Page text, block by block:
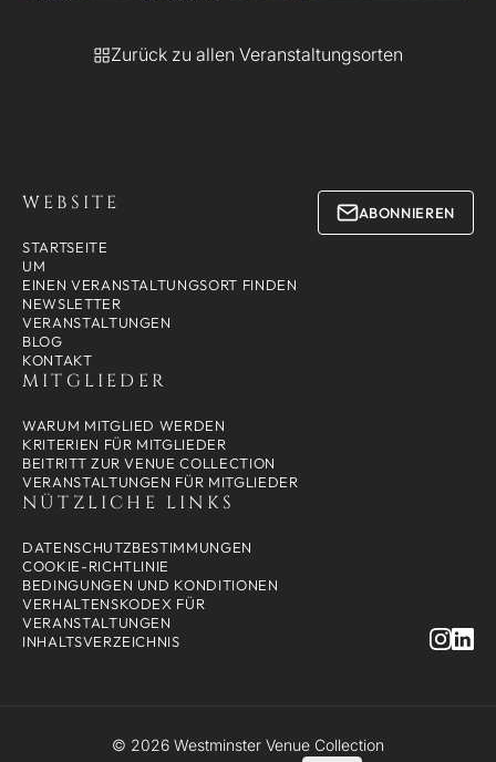
Zurück zu allen Veranstaltungsorten
WEBSITE
STARTSEITE
UM
EINEN VERANSTALTUNGSORT FINDEN
NEWSLETTER
VERANSTALTUNGEN
BLOG
KONTAKT
MITGLIEDER
WARUM MITGLIED WERDEN
KRITERIEN FÜR MITGLIEDER
BEITRITT ZUR VENUE COLLECTION
VERANSTALTUNGEN FÜR MITGLIEDER
NÜTZLICHE LINKS
DATENSCHUTZBESTIMMUNGEN
COOKIE-RICHTLINIE
BEDINGUNGEN UND KONDITIONEN
VERHALTENSKODEX FÜR
VERANSTALTUNGEN
INHALTSVERZEICHNIS
ABONNIEREN
© 2026 Westminster Venue Collection